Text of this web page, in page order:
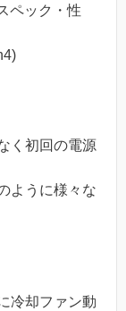
ペック・性
く初回の電源
ように様々な
冷却ファン動